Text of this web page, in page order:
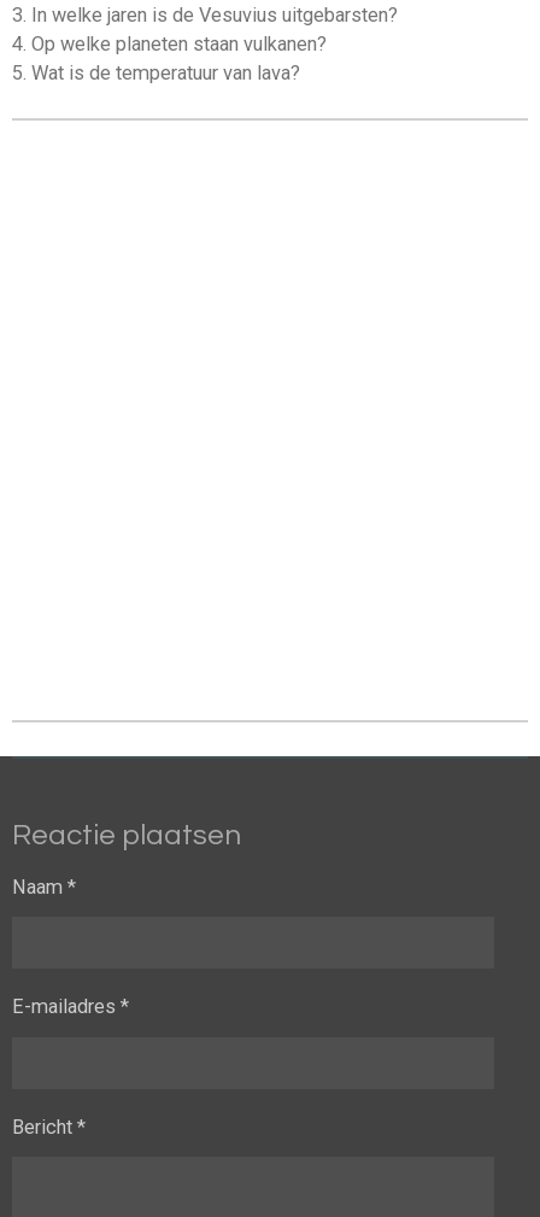
3. In welke jaren is de Vesuvius uitgebarsten?
4. Op welke planeten staan vulkanen?
5. Wat is de temperatuur van lava?
Reactie plaatsen
Naam *
E-mailadres *
Bericht *